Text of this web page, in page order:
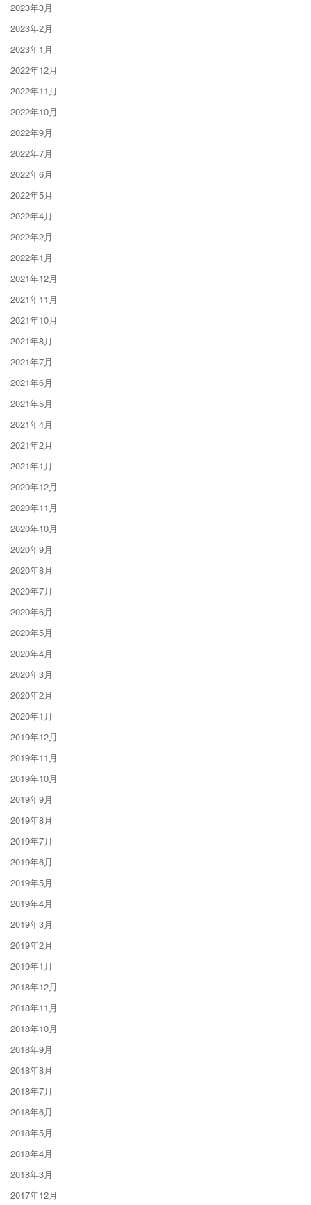
2023年3月
2023年2月
2023年1月
2022年12月
2022年11月
2022年10月
2022年9月
2022年7月
2022年6月
2022年5月
2022年4月
2022年2月
2022年1月
2021年12月
2021年11月
2021年10月
2021年8月
2021年7月
2021年6月
2021年5月
2021年4月
2021年2月
2021年1月
2020年12月
2020年11月
2020年10月
2020年9月
2020年8月
2020年7月
2020年6月
2020年5月
2020年4月
2020年3月
2020年2月
2020年1月
2019年12月
2019年11月
2019年10月
2019年9月
2019年8月
2019年7月
2019年6月
2019年5月
2019年4月
2019年3月
2019年2月
2019年1月
2018年12月
2018年11月
2018年10月
2018年9月
2018年8月
2018年7月
2018年6月
2018年5月
2018年4月
2018年3月
2017年12月